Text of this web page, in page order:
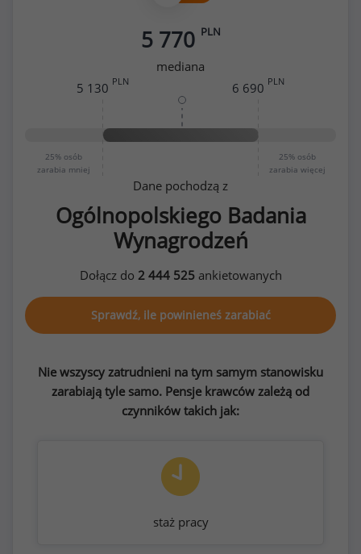
5 770 PLN
mediana
25% osób
zarabia mniej
25% osób
zarabia więcej
5 130 PLN 6 690 PLN
Dane pochodzą z
Ogólnopolskiego Badania
Wynagrodzeń
Dołącz do 2 444 525ankietowanych
Sprawdź, ile powinieneś zarabiać
Nie wszyscy zatrudnieni na tym samym stanowisku
zarabiają tyle samo. Pensje krawców zależą od
czynników takich jak:
staż pracy